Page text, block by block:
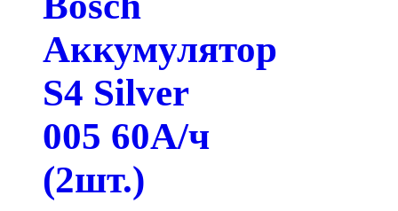
Аккумулятор
S4 Silver
005 60А/ч
(2шт.)